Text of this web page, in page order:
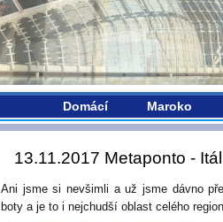
Domácí Maroko
13.11.2017 Metaponto -
Ani jsme si nevšimli a už jsme dávno
boty a je to i nejchudší oblast celého